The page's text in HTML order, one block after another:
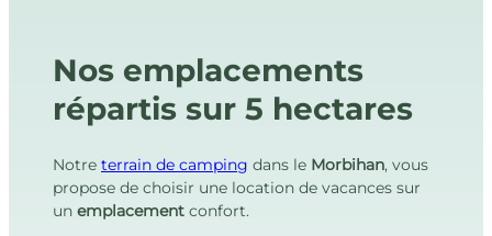
Nos emplacements
répartis sur 5 hectares
Notre terrain de camping dans le Morbihan, vous
propose de choisir une location de vacances sur
un emplacement confort.